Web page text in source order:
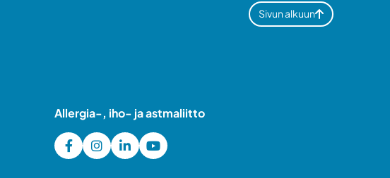
Sivun alkuun
Allergia-, iho- ja astmaliitto